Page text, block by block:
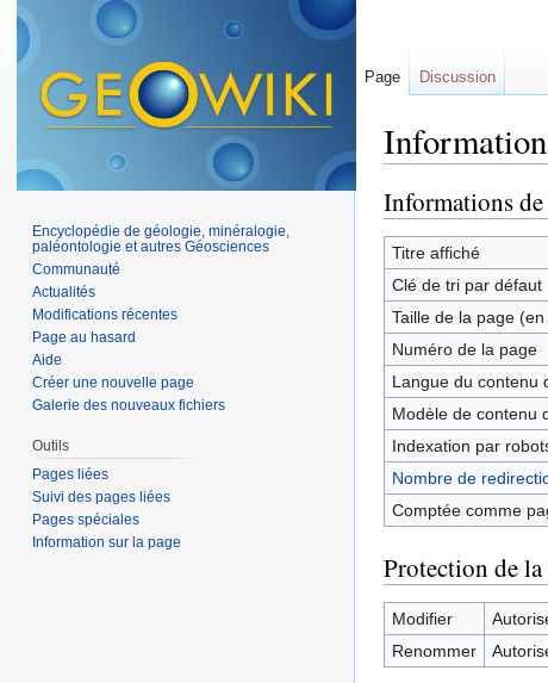
Informations de
Titre affiché
Clé de tri par défaut
Taille de la page
Numéro de la page
Langue du contenu
Modèle de contenu
Indexation par
Nombre de
Comptée comme
Protection de la
Modifier
Renommer
Page Discussion
Encyclopédie de géologie, minéralogie,
paléontologie et autres Géosciences
Communauté
Actualités
Modifications récentes
Page au hasard
Aide
Créer une nouvelle page
Galerie des nouveaux fichiers
Outils
Pages liées
Suivi des pages liées
Pages spéciales
Information sur la page